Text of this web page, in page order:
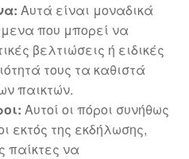
Αυτά είναι μοναδικά
που μπορεί να
βελτιώσεις ή ειδικές
τους τα καθιστά
παικτών.
Αυτοί οι πόροι συνήθως
εκτός της εκδήλωσης,
παίκτες να